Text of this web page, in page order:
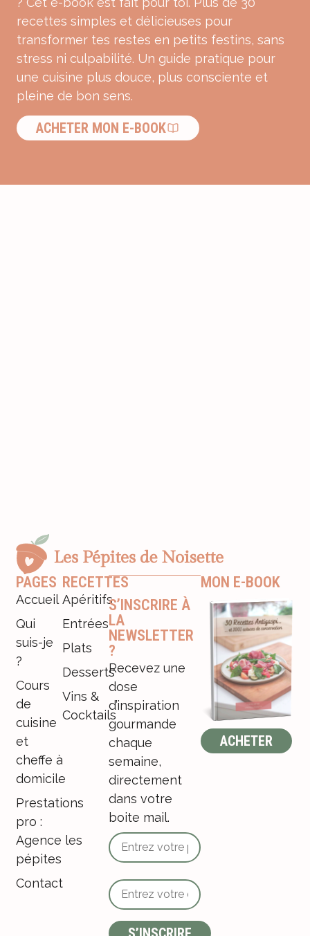
recettes simples et délicieuses pour
transformer tes restes en petits festins, sans
stress ni culpabilité. Un guide pratique pour
une cuisine plus douce, plus consciente et
pleine de bon sens.
ACHETER MON E-BOOK
PAGES
Accueil
Qui
suis-je
?
Cours
de
cuisine
et
cheffe à
domicile
Prestations
pro :
Agence les
pépites
Contact
RECETTES
Apéritifs
Entrées
Plats
Desserts
Vins &
Cocktails
S’INSCRIRE À
LA
NEWSLETTER
?
Recevez une
dose
d’inspiration
gourmande
chaque
semaine,
directement
dans votre
boite mail.
MON E-BOOK
ACHETER